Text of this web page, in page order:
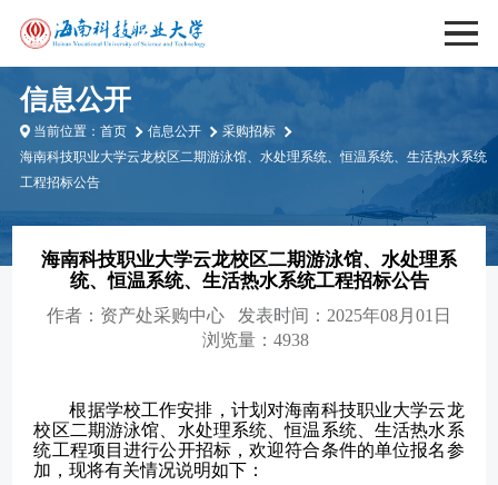
信息公开
当前位置：首页 信息公开
采购招标
海南科技职业大学云龙校区二期游泳馆、水处理系统、恒温系统、生活热水系统
工程招标公告
海南科技职业大学云龙校区二期游泳馆、水处理系
统、恒温系统、生活热水系统工程招标公告
作者： 资产处采购中心
发表时间：2025年08月01日
浏览量：4938
根据学校工作安排，计划对海南科技职业大学云龙
校区二期游泳馆、水处理系统、恒温系统、生活热水系
统工程项目进行公开招标，欢迎符合条件的单位报名参
加，现将有关情况说明如下：